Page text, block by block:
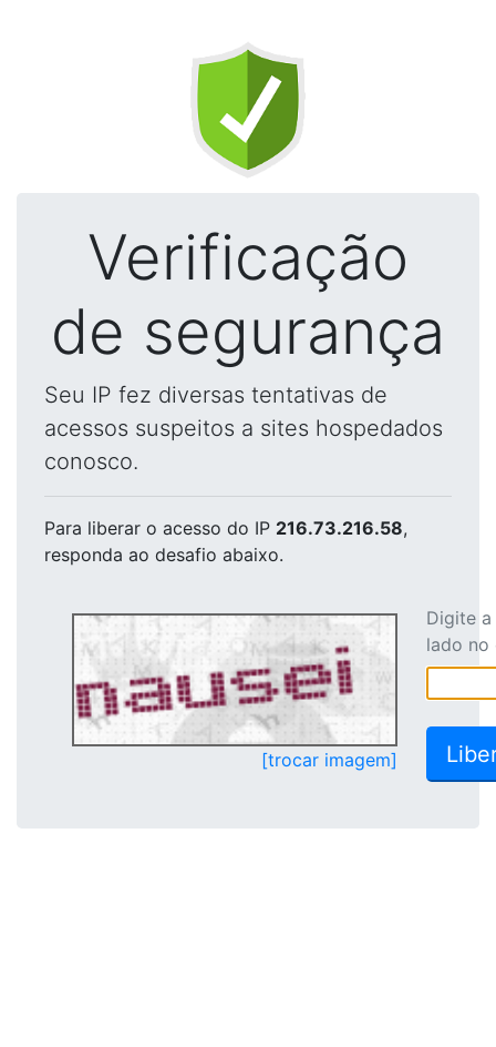
Verificação
de segurança
Seu IP fez diversas tentativas de
acessos suspeitos a sites hospedados
conosco.
Para liberar o acesso do IP 216.73.216.58,
responda ao desafio abaixo.
[trocar imagem]
Digite
lado no